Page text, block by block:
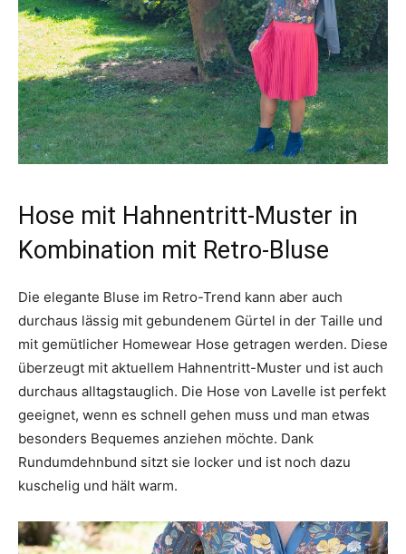
Hose mit Hahnentritt-Muster in
Kombination mit Retro-Bluse
Die elegante Bluse im Retro-Trend kann aber auch
durchaus lässig mit gebundenem Gürtel in der Taille und
mit gemütlicher Homewear Hose getragen werden. Diese
überzeugt mit aktuellem Hahnentritt-Muster und ist auch
durchaus alltagstauglich. Die Hose von Lavelle ist perfekt
geeignet, wenn es schnell gehen muss und man etwas
besonders Bequemes anziehen möchte. Dank
Rundumdehnbund sitzt sie locker und ist noch dazu
kuschelig und hält warm.